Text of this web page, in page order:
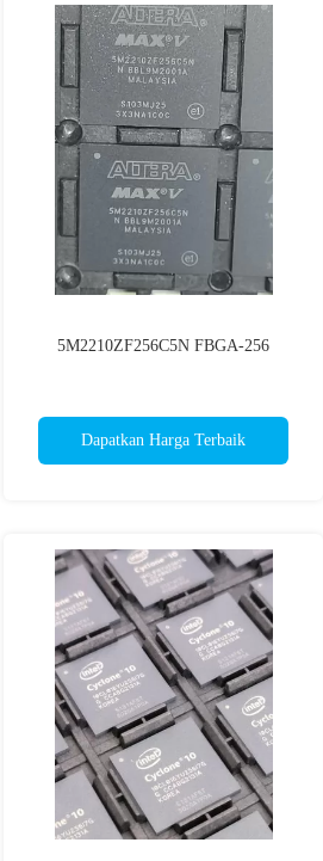
5M2210ZF256C5N FBGA-256
Dapatkan Harga Terbaik